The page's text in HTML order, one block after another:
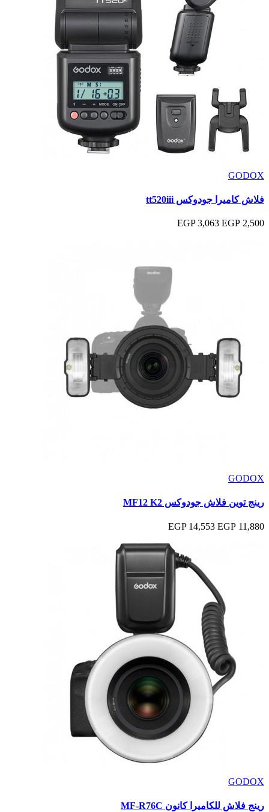
GODOX
فلاش كاميرا جودوكس tt520iii
2,500 EGP
3,063 EGP
GODOX
رينج توين فلاش جودوكس MF12 K2
11,880 EGP
14,553 EGP
GODOX
رينج فلاش للكاميرا كانون MF-R76C